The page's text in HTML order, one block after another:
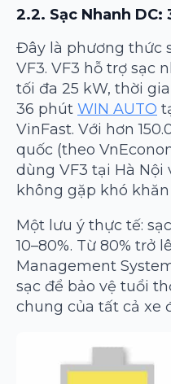
2.2. Sạc Nhanh DC:
Đây là phương thức
VF3. VF3 hỗ trợ sạc
tối đa 25 kW, thời
36 phút WIN AUTO
VinFast. Với hơn
quốc (theo
dùng VF3 tại Hà Nội
không gặp khó
Một lưu ý thực tế:
10–80%. Từ 80% trở
Management
sạc để bảo vệ tuổi
chung của tất cả xe